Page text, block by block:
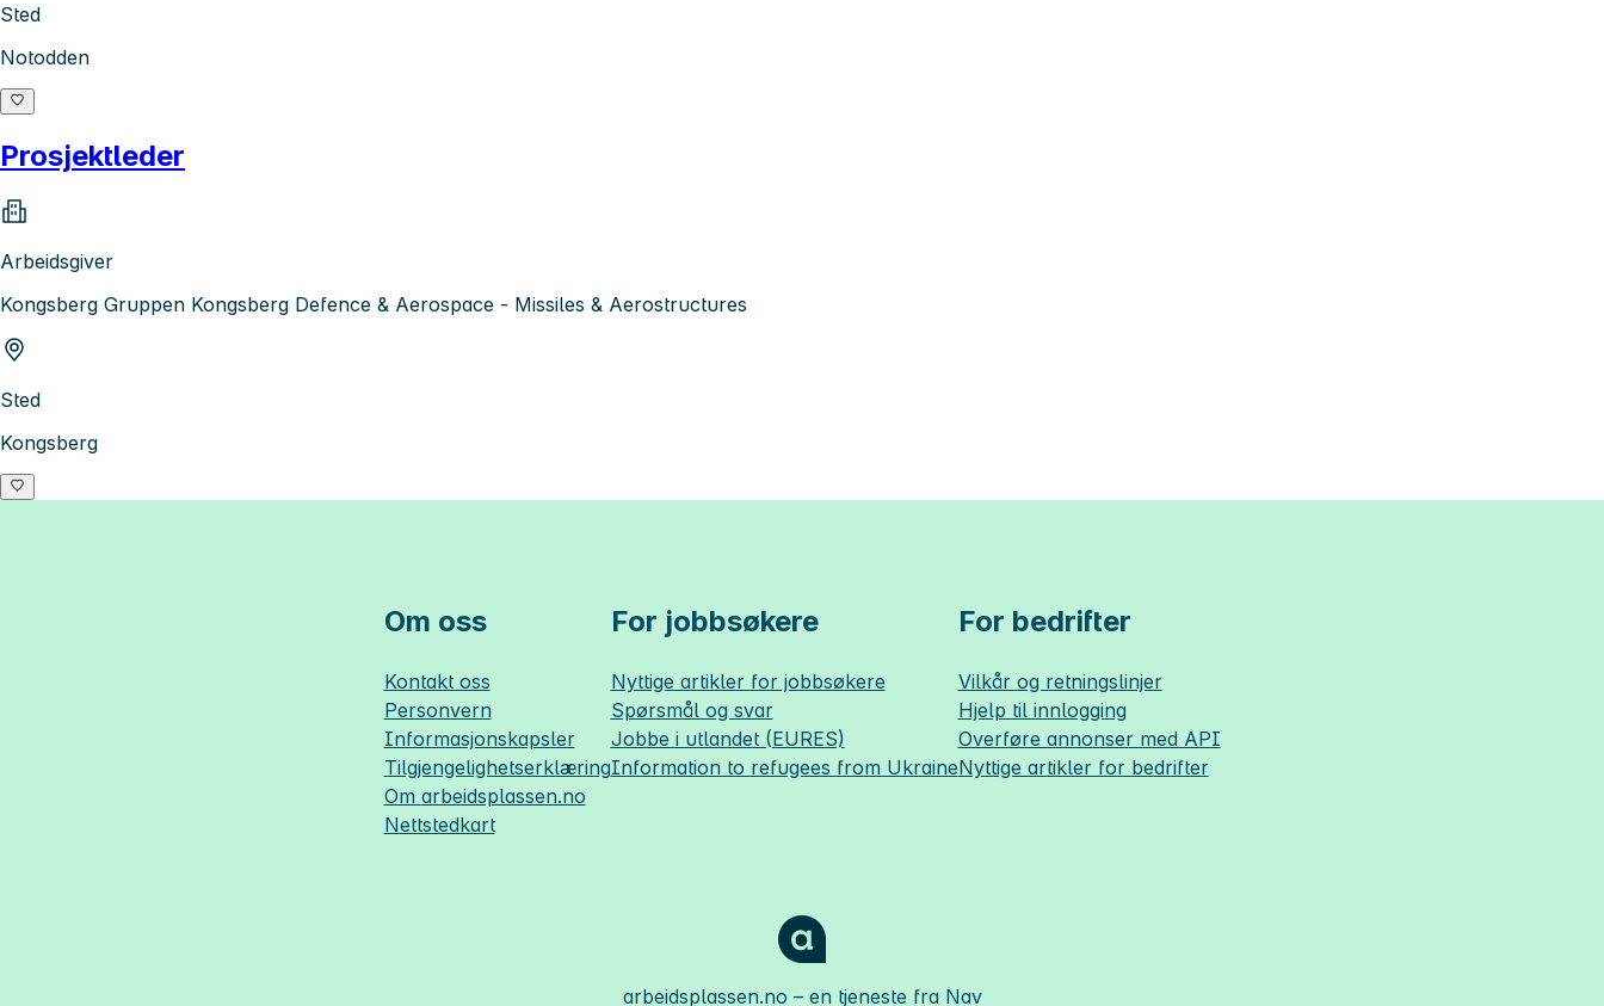
Sted
Notodden
Prosjektleder
Arbeidsgiver
Kongsberg Gruppen Kongsberg Defence & Aerospace - Missiles & Aerostructures
Sted
Kongsberg
Om oss
Kontakt oss
Personvern
Informasjonskapsler
Tilgjengelighetserklæring
Om arbeidsplassen.no
Nettstedkart
For jobbsøkere
Nyttige artikler for jobbsøkere
Spørsmål og svar
Jobbe i utlandet (EURES)
Information to refugees from Ukraine
For bedrifter
Vilkår og retningslinjer
Hjelp til innlogging
Overføre annonser med API
Nyttige artikler for bedrifter
arbeidsplassen.no – en tjeneste fra Nav